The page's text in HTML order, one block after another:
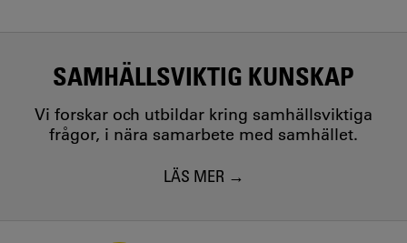
SAMHÄLLSVIKTIG KUNSKAP
Vi forskar och utbildar kring samhällsviktiga
frågor, i nära samarbete med samhället.
LÄS MER